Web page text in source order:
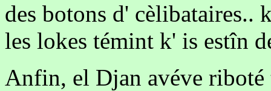
des botons d'
les lokes témint k' is estîn
Anfin, el Djan avéve riboté